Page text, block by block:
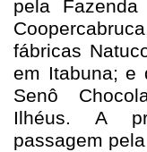
pela
fábricas
em Itabuna; e
Senô
Ilhéus. A
passagem